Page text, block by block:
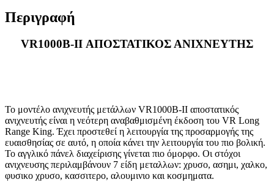
Περιγραφή
VR1000B-II ΑΠΟΣΤΑΤΙΚΟΣ ΑΝΙΧΝΕΥΤΗΣ
Το μοντέλο ανιχνευτής μετάλλων VR1000B-II αποστατικός
ανιχνευτής είναι η νεότερη αναβαθμισμένη έκδοση του VR Long
Range King. Έχει προστεθεί η λειτουργία της προσαρμογής της
ευαισθησίας σε αυτό, η οποία κάνει την λειτουργία του πιο βολική.
Το αγγλικό πάνελ διαχείρισης γίνεται πιο όμορφο. Οι στόχοι
ανιχνευσης περιλαμβάνουν 7 είδη μεταλλων: χρυσo, ασημι, χαλκο,
φυσικο χρυσο, κασσιτερο, αλουμινιο και κοσμηματα.